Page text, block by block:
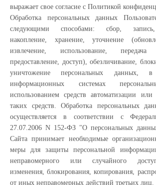
выражает свое согласие с Политикой
Обработка персональных данных
следующими способами: сбор, запись,
накопление, хранение, уточнение
извлечение, использование, передача
предоставление, доступ), обезличивание,
уничтожение персональных
информационных системах
использованием средств автоматизации или
таких средств. Обработка персональных
осуществляется в соответствии с
27.07.2006 N 152-ФЗ "О персональных
Сайта принимает необходимые
меры для защиты персональной
неправомерного или случайного
изменения, блокирования, копирования,
от иных неправомерных действий третьих лиц.